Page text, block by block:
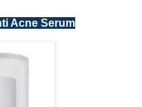
Acne Serum